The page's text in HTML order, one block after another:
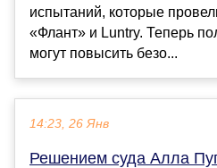
испытаний, которые
«Флант» и Luntry. Теперь
могут повысить безо...
14:23, 26 Янв
Решением суда Алла